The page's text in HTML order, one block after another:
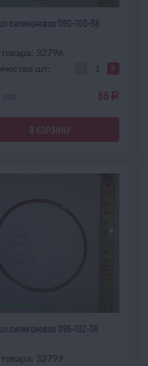
силиконовое 090-100-58
32796
шт:
опт: 66 a
В КОРЗИНУ
силиконовое 096-102-36
32799